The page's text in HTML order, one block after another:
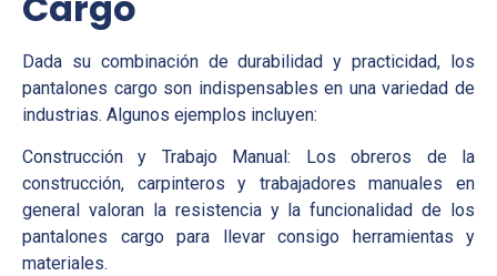
Dada su combinación de durabilidad y practicidad, los
pantalones cargo son indispensables en una variedad de
industrias. Algunos ejemplos incluyen:
Construcción y Trabajo Manual: Los obreros de la
construcción, carpinteros y trabajadores manuales en
general valoran la resistencia y la funcionalidad de los
pantalones cargo para llevar consigo herramientas y
materiales.